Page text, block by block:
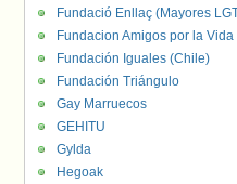
Fundació Enllaç (Mayores
Fundacion Amigos por la
Fundación Iguales (Chile)
Fundación Triángulo
Gay Marruecos
GEHITU
Gylda
Hegoak